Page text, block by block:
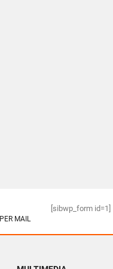
PER MAIL
[sibwp_form id=1]